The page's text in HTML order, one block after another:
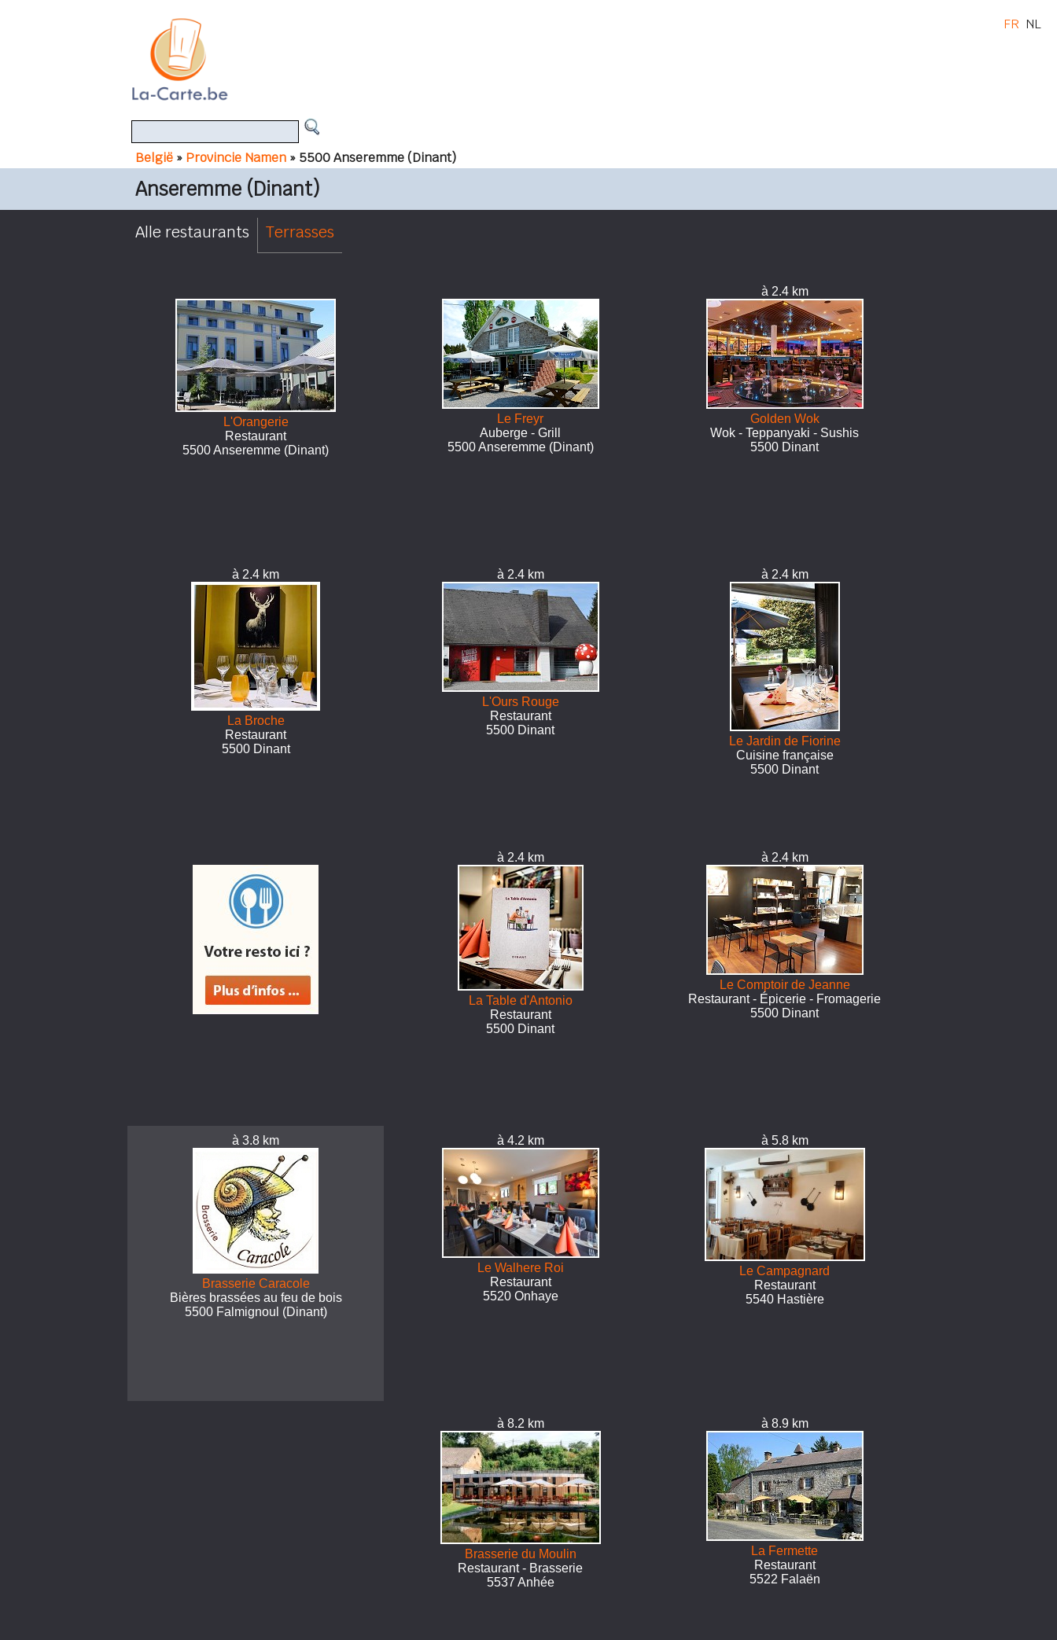
België » Provincie Namen » 5500 Anseremme (Dinant)
FR NL
Anseremme (Dinant)
Alle restaurants Terrasses
L'Orangerie
Restaurant
5500 Anseremme (Dinant)
Le Freyr
Auberge - Grill
5500 Anseremme (Dinant)
à 2.4 km
Golden Wok
Wok - Teppanyaki - Sushis
5500 Dinant
à 2.4 km
La Broche
Restaurant
5500 Dinant
à 2.4 km
L'Ours Rouge
Restaurant
5500 Dinant
à 2.4 km
Le Jardin de Fiorine
Cuisine française
5500 Dinant
à 2.4 km
La Table d'Antonio
Restaurant
5500 Dinant
à 2.4 km
Le Comptoir de Jeanne
Restaurant - Épicerie - Fromagerie
5500 Dinant
à 3.8 km
Brasserie Caracole
Bières brassées au feu de bois
5500 Falmignoul (Dinant)
à 4.2 km
Le Walhere Roi
Restaurant
5520 Onhaye
à 5.8 km
Le Campagnard
Restaurant
5540 Hastière
à 8.2 km
Brasserie du Moulin
Restaurant - Brasserie
5537 Anhée
à 8.9 km
La Fermette
Restaurant
5522 Falaën